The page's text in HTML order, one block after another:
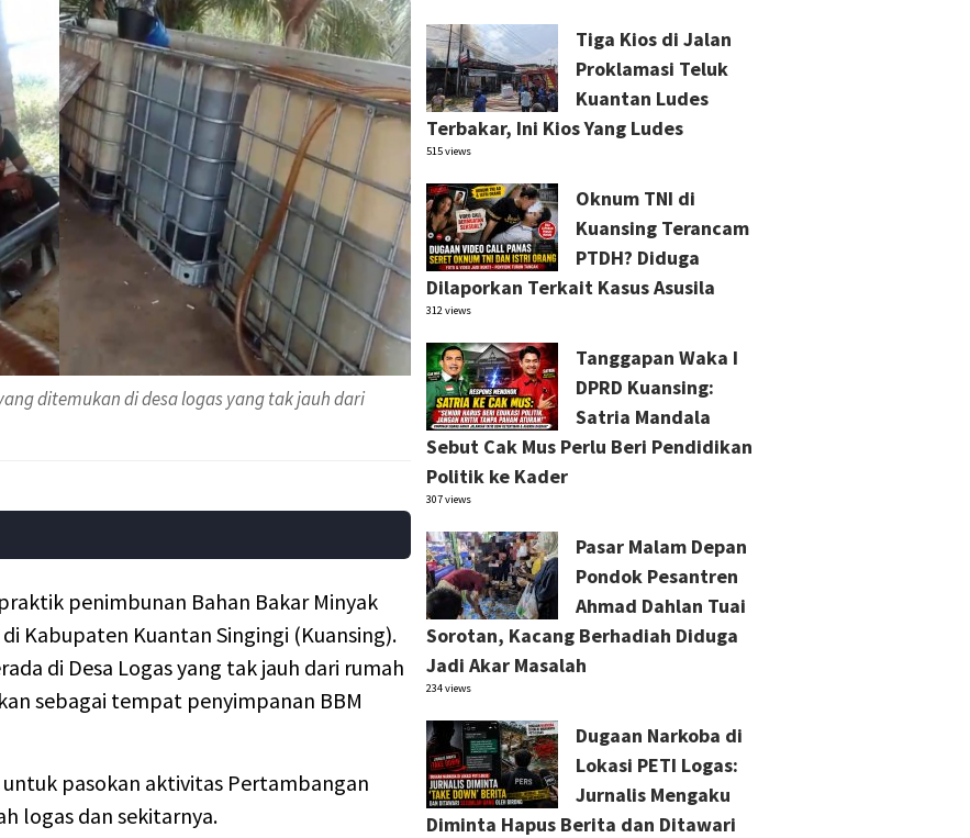
ditemukan di desa logas yang tak jauh dari
penimbunan Bahan Bakar Minyak
Kabupaten Kuantan Singingi (Kuansing).
di Desa Logas yang tak jauh dari rumah
sebagai tempat penyimpanan BBM
pasokan aktivitas Pertambangan
logas dan sekitarnya.
Tiga Kios di Jalan
Proklamasi Teluk
Kuantan Ludes
Terbakar, Ini Kios Yang Ludes
515 views
Oknum TNI di
Kuansing Terancam
PTDH? Diduga
Dilaporkan Terkait Kasus Asusila
312 views
Tanggapan Waka I
DPRD Kuansing:
Satria Mandala
Sebut Cak Mus Perlu Beri Pendidikan
Politik ke Kader
307 views
Pasar Malam Depan
Pondok Pesantren
Ahmad Dahlan Tuai
Sorotan, Kacang Berhadiah Diduga
Jadi Akar Masalah
234 views
Dugaan Narkoba di
Lokasi PETI Logas:
Jurnalis Mengaku
Diminta Hapus Berita dan Ditawari